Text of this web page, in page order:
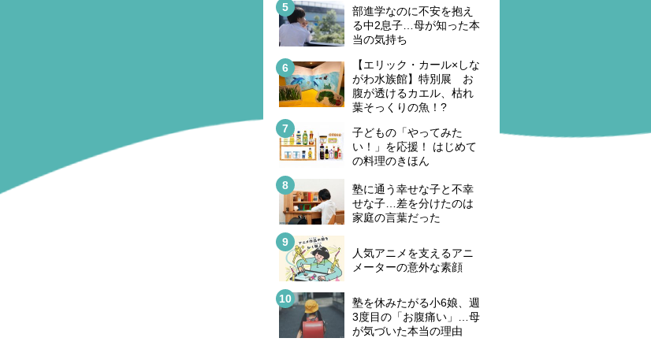
部進学なのに不安を抱え
る中2息子…母が知った本
当の気持ち
【エリック・カール×しな
がわ水族館】特別展 お
腹が透けるカエル、枯れ
葉そっくりの魚！?
子どもの「やってみた
い！」を応援！ はじめて
の料理のきほん
塾に通う幸せな子と不幸
せな子…差を分けたのは
家庭の言葉だった
人気アニメを支えるアニ
メーターの意外な素顔
塾を休みたがる小6娘、週
3度目の「お腹痛い」…母
が気づいた本当の理由